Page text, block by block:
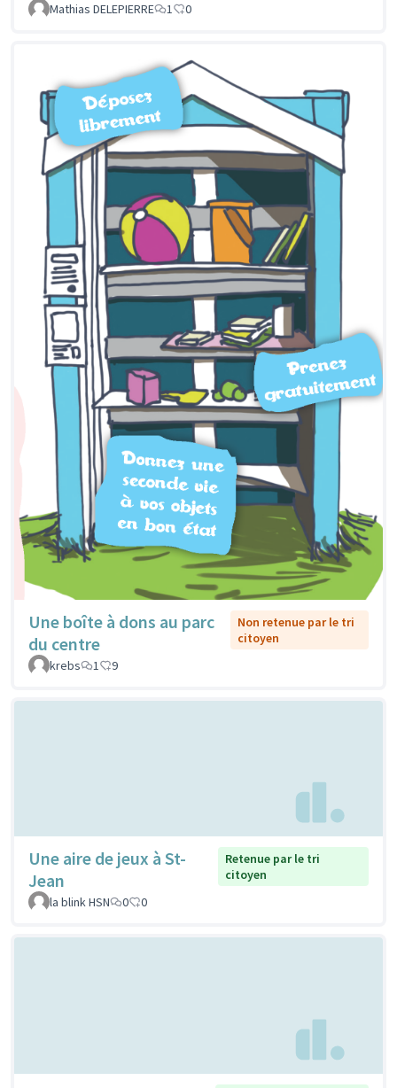
Mathias DELEPIERRE
1 0
Une boîte à dons au parc
du centre
Non retenue par le tri
citoyen
krebs
1 9
Une aire de jeux à St-
Jean
Retenue par le tri
citoyen
la blink HSN
0 0